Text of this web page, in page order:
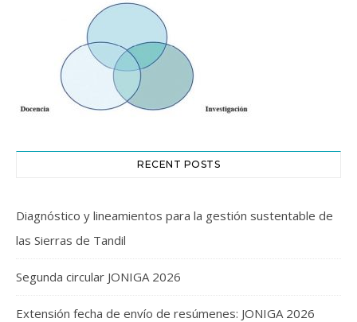
RECENT POSTS
Diagnóstico y lineamientos para la gestión sustentable de
las Sierras de Tandil
Segunda circular JONIGA 2026
Extensión fecha de envío de resúmenes: JONIGA 2026